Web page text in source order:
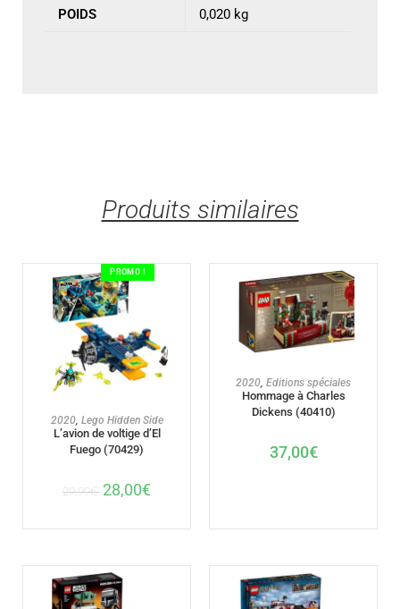
POIDS 0,020 kg
Produits similaires
PROMO !
AJOUTER AU PANIER
2020, Lego Hidden Side
L’avion de voltige d’El
Fuego (70429)
29,99€ 28,00€
AJOUTER AU PANIER
2020 Editions spéciales
Hommage à Charles
Dickens (40410)
37,00€